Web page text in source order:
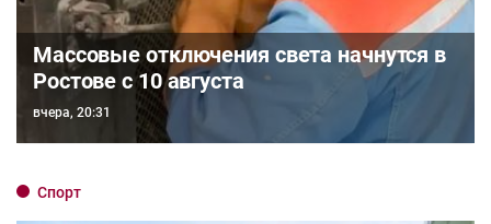
Массовые отключения света начнутся в
Ростове с 10 августа
вчера, 20:31
Спорт